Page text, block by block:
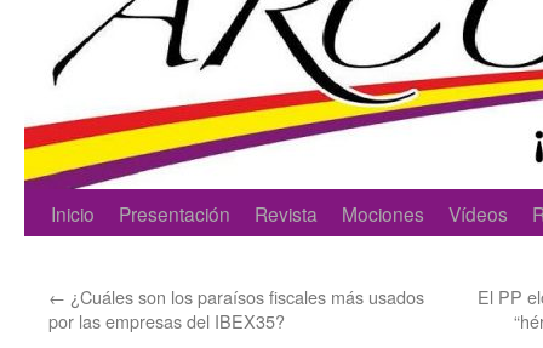
Skip
content
Inicio Presentación Revista Mociones Vídeos
← ¿Cuáles son los paraísos fiscales más usados
por las empresas del IBEX35?
El PP